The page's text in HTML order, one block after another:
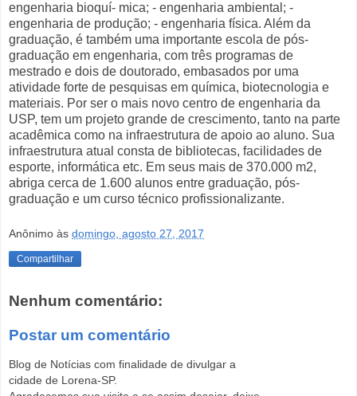
engenharia bioquí- mica; - engenharia ambiental; -
engenharia de produção; - engenharia física. Além da
graduação, é também uma importante escola de pós-
graduação em engenharia, com três programas de
mestrado e dois de doutorado, embasados por uma
atividade forte de pesquisas em química, biotecnologia e
materiais. Por ser o mais novo centro de engenharia da
USP, tem um projeto grande de crescimento, tanto na parte
acadêmica como na infraestrutura de apoio ao aluno. Sua
infraestrutura atual consta de bibliotecas, facilidades de
esporte, informática etc. Em seus mais de 370.000 m2,
abriga cerca de 1.600 alunos entre graduação, pós-
graduação e um curso técnico profissionalizante.
Anônimo às domingo, agosto 27, 2017
Compartilhar
Nenhum comentário:
Postar um comentário
Blog de Notícias com finalidade de divulgar a
cidade de Lorena-SP.